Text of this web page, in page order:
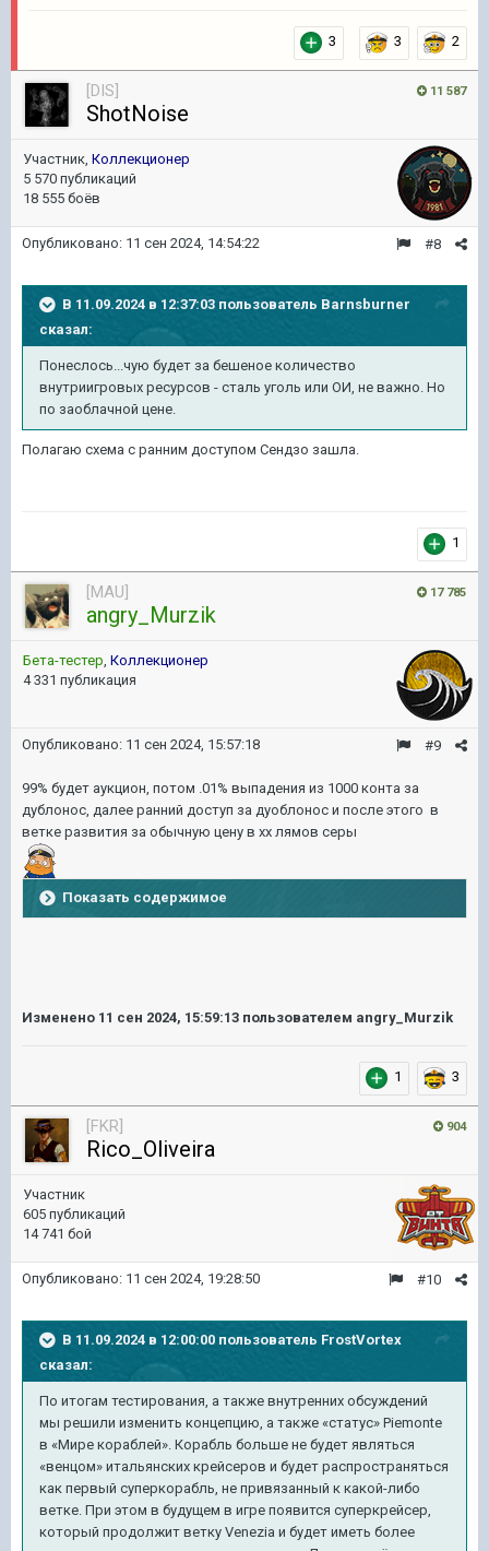
3 3 2
11 587
[DIS]
ShotNoise
Участник, Коллекционер
5 570 публикаций
18 555 боёв
#8
Опубликовано: 11 сен 2024, 14:54:22
В 11.09.2024 в 12:37:03 пользователь Barnsburner
сказал:
Понеслось...чую будет за бешеное количество
внутриигровых ресурсов - сталь уголь или ОИ, не важно. Но
по заоблачной цене.
Полагаю схема с ранним доступом Сендзо зашла.
1
17 785
[MAU]
angry_Murzik
Бета-тестер, Коллекционер
4 331 публикация
#9
Опубликовано: 11 сен 2024, 15:57:18
99% будет аукцион, потом .01% выпадения из 1000 конта за
дублонос, далее ранний доступ за дуоблонос и после этого в
ветке развития за обычную цену в хх лямов серы
Показать содержимое
Изменено 11 сен 2024, 15:59:13 пользователем angry_Murzik
1 3
904
[FKR]
Rico_Oliveira
Участник
605 публикаций
14 741 бой
#10
Опубликовано: 11 сен 2024, 19:28:50
В 11.09.2024 в 12:00:00 пользователь FrostVortex
сказал:
По итогам тестирования, а также внутренних обсуждений
мы решили изменить концепцию, а также «статус» Piemonte
в «Мире кораблей». Корабль больше не будет являться
«венцом» итальянских крейсеров и будет распространяться
как первый суперкорабль, не привязанный к какой-либо
ветке. При этом в будущем в игре появится суперкрейсер,
который продолжит ветку Venezia и будет иметь более